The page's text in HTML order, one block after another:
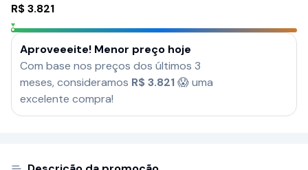
R$3.821
Aproveeeite! Menor preço hoje
Com base nos preços dos últimos 3
meses, consideramos R$ 3.821😱 uma
excelente compra!